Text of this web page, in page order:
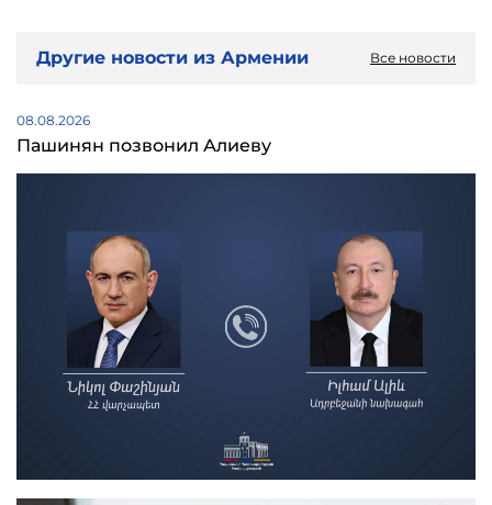
Другие новости из Армении Все новости
08.08.2026
Пашинян позвонил Алиеву